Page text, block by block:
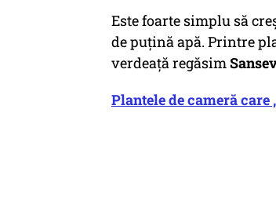
Este foarte simplu să
de puțină apă. Printre
verdeață regăsim
Plantele de cameră care